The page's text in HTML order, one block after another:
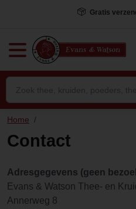
Gratis
Home /
Contact
Adresgegevens (geen
Evans & Watson Thee- en
Annerweg 8